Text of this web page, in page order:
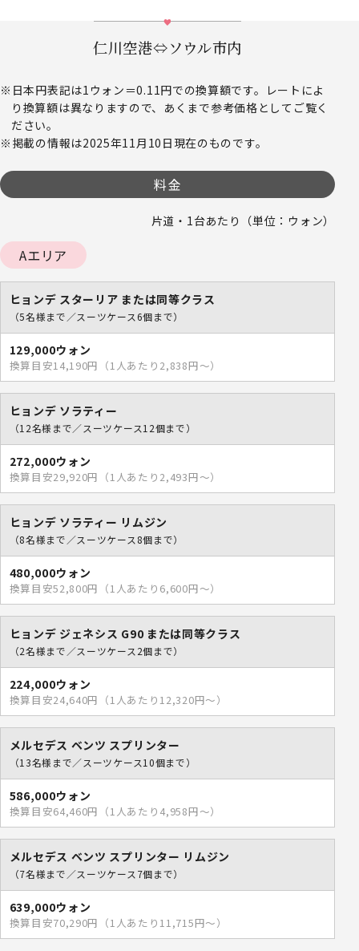
仁川空港⇔ソウル市内
日本円表記は1ウォン＝0.11円での換算額です。レートによ
り換算額は異なりますので、あくまで参考価格としてご覧く
ださい。
掲載の情報は2025年11月10日現在のものです。
料金
片道・1台あたり（単位：ウォン）
Aエリア
ヒョンデ スターリア または同等クラス
（5名様まで／スーツケース6個まで）
129,000ウォン
換算目安14,190円（1人あたり2,838円～）
ヒョンデ ソラティー
（12名様まで／スーツケース12個まで）
272,000ウォン
換算目安29,920円（1人あたり2,493円～）
ヒョンデ ソラティー リムジン
（8名様まで／スーツケース8個まで）
480,000ウォン
換算目安52,800円（1人あたり6,600円～）
ヒョンデ ジェネシス G90 または同等クラス
（2名様まで／スーツケース2個まで）
224,000ウォン
換算目安24,640円（1人あたり12,320円～）
メルセデス ベンツ スプリンター
（13名様まで／スーツケース10個まで）
586,000ウォン
換算目安64,460円（1人あたり4,958円～）
メルセデス ベンツ スプリンター リムジン
（7名様まで／スーツケース7個まで）
639,000ウォン
換算目安70,290円（1人あたり11,715円～）